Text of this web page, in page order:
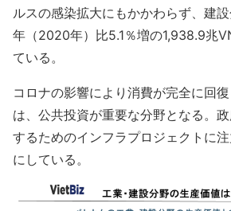
ルスの感染拡大にもかかわらず、建
年（2020年）比5.1％増の1,938.9兆
ている。
コロナの影響により消費が完全に回
は、公共投資が重要な分野となる。
するためのインフラプロジェクトに
にしている。